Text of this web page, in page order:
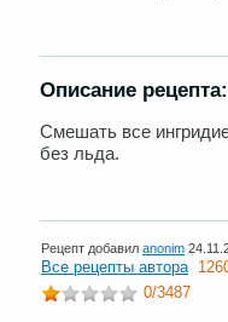
Описание рецепта:
Смешать все
без льда.
Рецепт добавил anonim
Все рецепты автора
0/3487